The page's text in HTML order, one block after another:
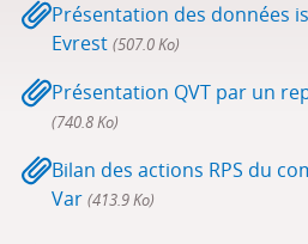
Présentation des données
Evrest (507.0 Ko)
Présentation QVT par un
(740.8 Ko)
Bilan des actions RPS du
Var (413.9 Ko)